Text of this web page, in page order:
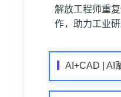
解放工程师重
作，助力工业
AI+CAD | AI